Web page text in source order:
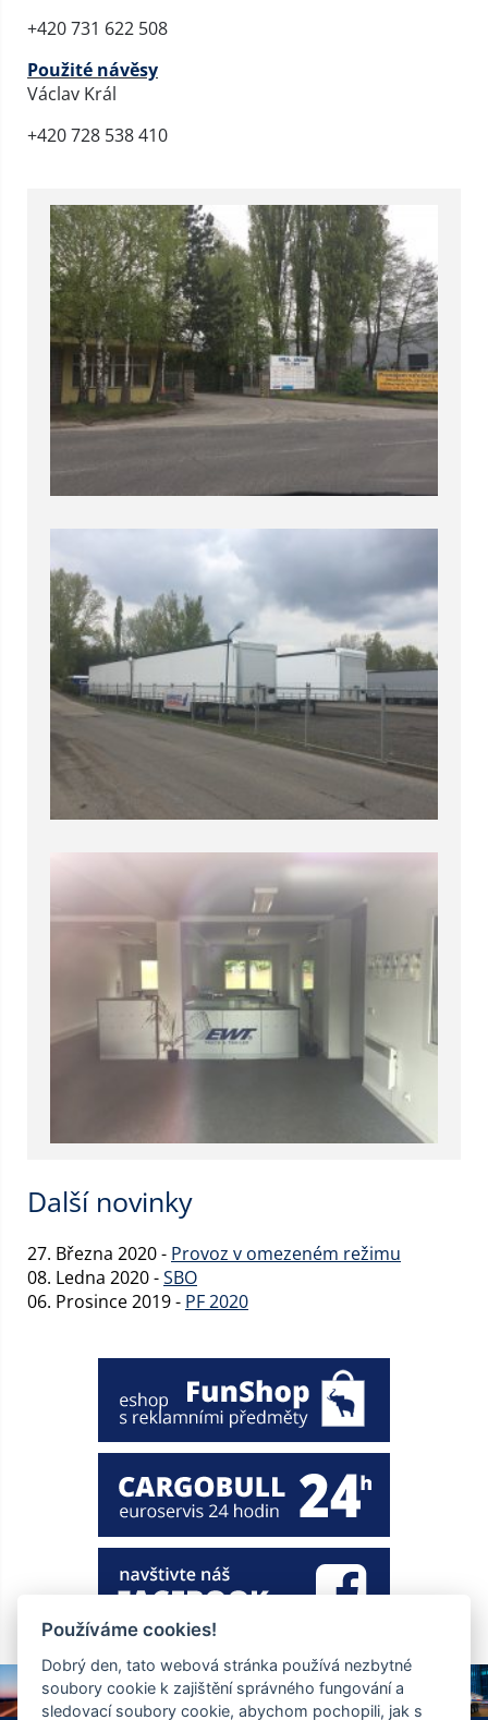
+420 731 622 508
Použité návěsy
Václav Král
+420 728 538 410
Další novinky
27. Března 2020 - Provoz v omezeném režimu
08. Ledna 2020 -SBO
06. Prosince 2019 - PF 2020
Používáme cookies!
Dobrý den, tato webová stránka používá nezbytné
soubory cookie k zajištění správného fungování a
sledovací soubory cookie, abychom pochopili, jak s